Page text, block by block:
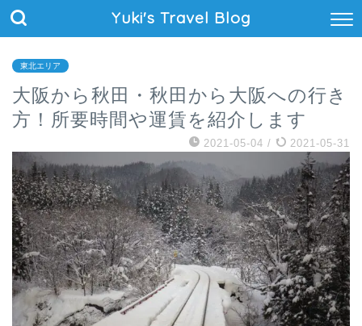
Yuki's Travel Blog
東北エリア
大阪から秋田・秋田から大阪への行き
方！所要時間や運賃を紹介します
2021-05-04 / 2021-05-31